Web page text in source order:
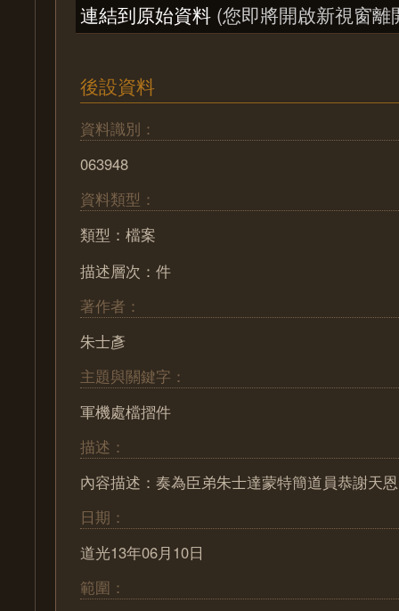
連結到原始資料 (您即將開啟新視窗離
後設資料
資料識別：
063948
資料類型：
類型：檔案
描述層次：件
著作者：
朱士彥
主題與關鍵字：
軍機處檔摺件
描述：
內容描述：奏為臣弟朱士達蒙特簡道員恭謝天恩
日期：
道光13年06月10日
範圍：